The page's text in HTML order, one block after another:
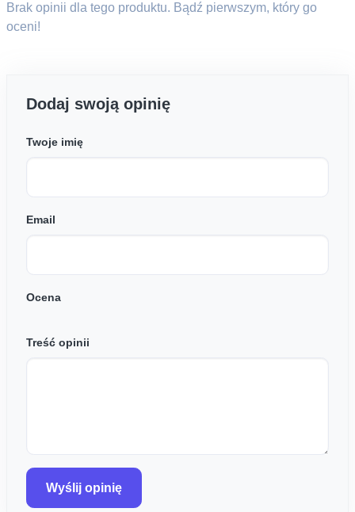
Brak opinii dla tego produktu. Bądź pierwszym, który go
oceni!
Dodaj swoją opinię
Twoje imię
Email
Ocena
Treść opinii
Wyślij opinię